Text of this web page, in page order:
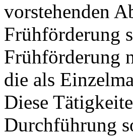
vorstehenden
Frühförderung
Frühförderung
die als
Diese
Durchführung